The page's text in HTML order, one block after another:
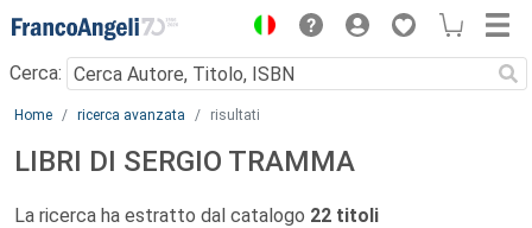
Menu
Cerca:
Main content
Home ricerca avanzata risultati
LIBRI DI SERGIO TRAMMA
La ricerca ha estratto dal catalogo 22 titoli